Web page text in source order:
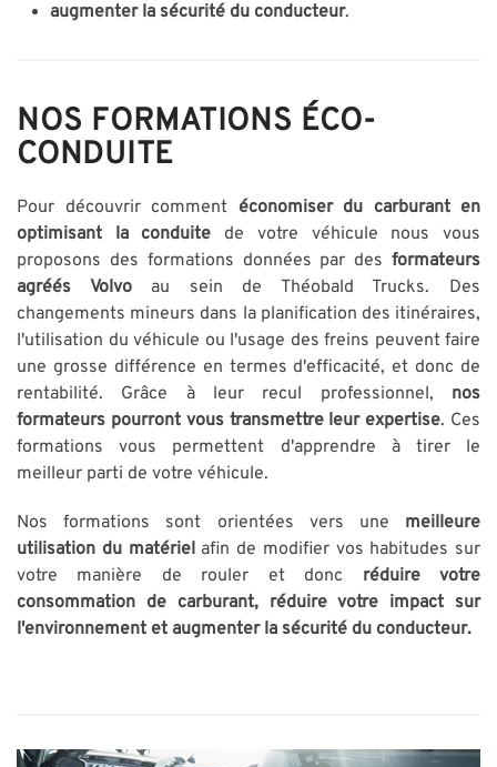
augmenter la sécurité du conducteur.
NOS FORMATIONS ÉCO-
CONDUITE
Pour découvrir comment économiser du carburant en
optimisant la conduite de votre véhicule nous vous
proposons des formations données par des formateurs
agréés Volvoau sein de Théobald Trucks. Des
changements mineurs dans la planification des itinéraires,
l'utilisation du véhicule ou l'usage des freins peuvent faire
une grosse différence en termes d'efficacité, et donc de
rentabilité. Grâce à leur recul professionnel, nos
formateurs pourront vous transmettre leur expertise. Ces
formations vous permettent d'apprendre à tirer le
meilleur parti de votre véhicule.
Nos formations sont orientées vers une meilleure
utilisation du matérielafin de modifier vos habitudes sur
votre manière de rouler et donc réduire votre
consommation de carburant, réduire votre impact sur
l'environnement et augmenter la sécurité du conducteur.